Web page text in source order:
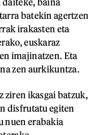
batekin agertzen
irakasten eta
euskaraz
imajinatzen. Eta
zen aurkikuntza.
ziren ikasgai batzuk,
disfrutatu egiten
nuen erabakia